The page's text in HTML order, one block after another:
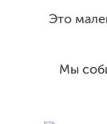
Это
Мы